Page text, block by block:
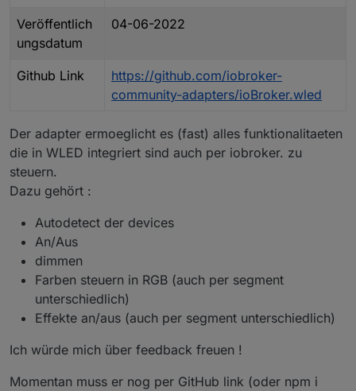
Veröffentlich
ungsdatum
04-06-2022
Github Link
https://github.com/iobroker-
community-adapters/ioBroker.wled
Der adapter ermoeglicht es (fast) alles funktionalitaeten
die in WLED integriert sind auch per iobroker. zu
steuern.
Dazu gehört :
Autodetect der devices
An/Aus
dimmen
Farben steuern in RGB (auch per segment
unterschiedlich)
Effekte an/aus (auch per segment unterschiedlich)
Ich würde mich über feedback freuen !
Momentan muss er nog per GitHub link (oder npm i